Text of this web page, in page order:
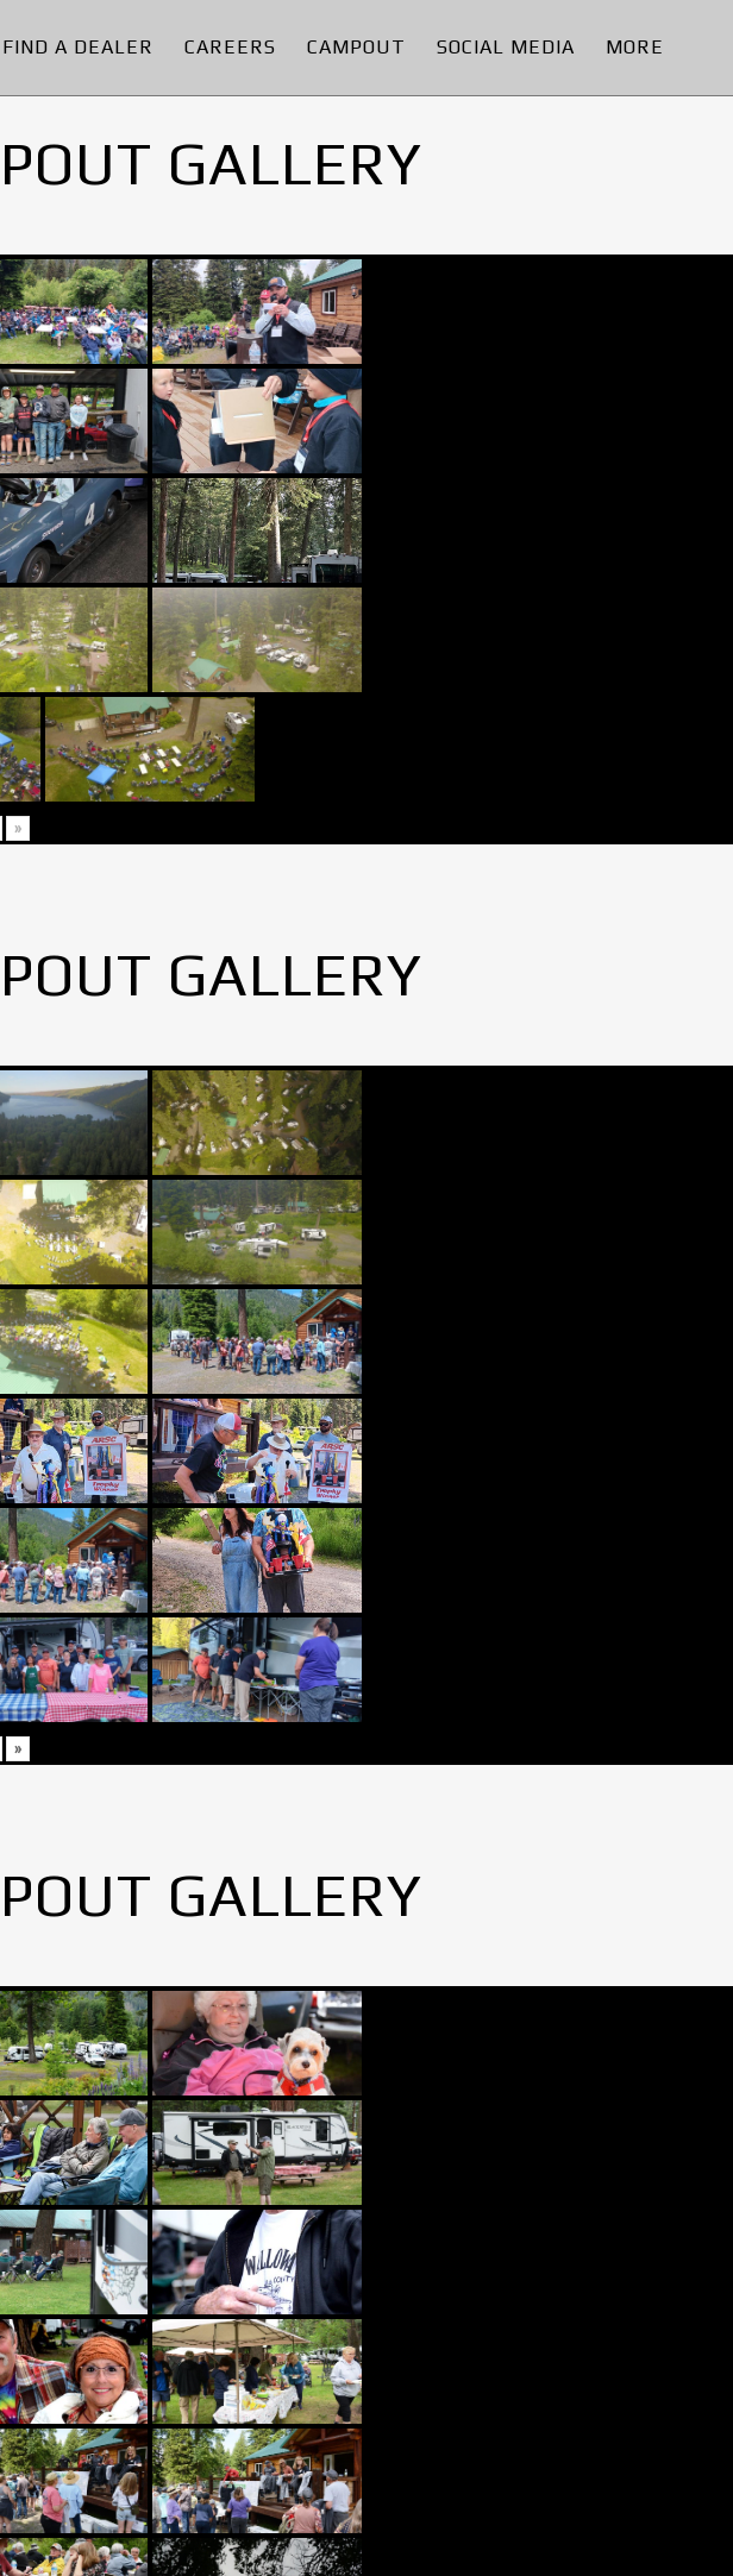
FIND A DEALER CAREERS CAMPOUT SOCIAL MEDIA MORE
GALLERY
»
GALLERY
»
GALLERY